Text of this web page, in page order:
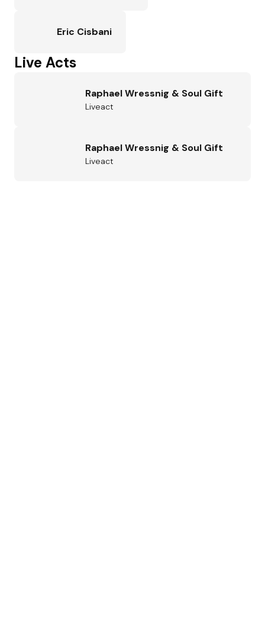
Eric Cisbani
Live Acts
Raphael Wressnig & Soul Gift
Liveact
Raphael Wressnig & Soul Gift
Liveact